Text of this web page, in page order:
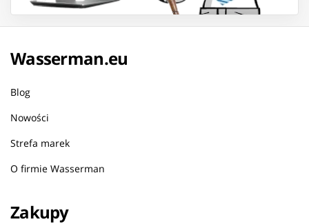
Wasserman.eu
Blog
Nowości
Strefa marek
O firmie Wasserman
Zakupy